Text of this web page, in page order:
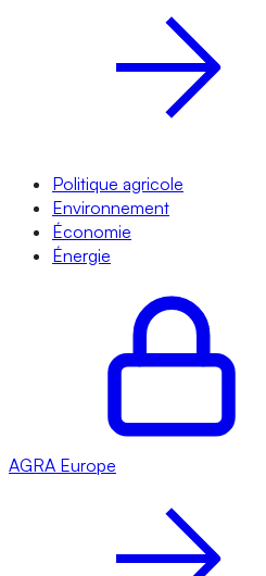
Politique agricole
Environnement
Économie
Énergie
AGRA Europe